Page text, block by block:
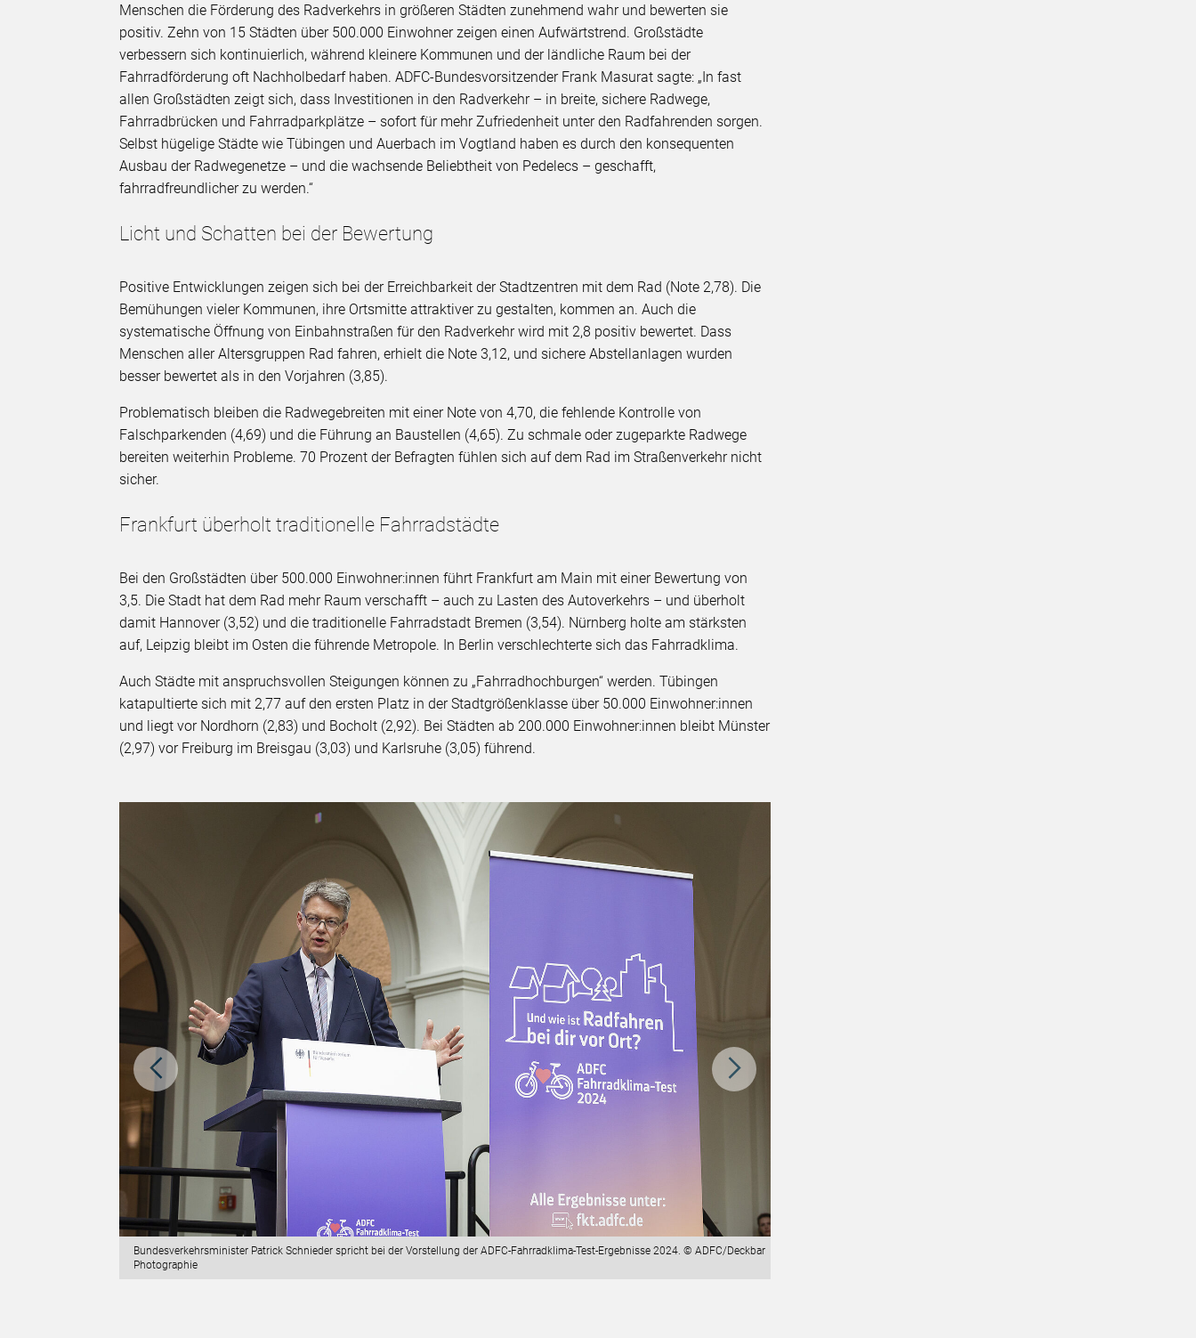
Menschen die Förderung des Radverkehrs in größeren Städten zunehmend wahr und bewerten sie
positiv. Zehn von 15 Städten über 500.000 Einwohner zeigen einen Aufwärtstrend. Großstädte
verbessern sich kontinuierlich, während kleinere Kommunen und der ländliche Raum bei der
Fahrradförderung oft Nachholbedarf haben. ADFC-Bundesvorsitzender Frank Masurat sagte: „In fast
allen Großstädten zeigt sich, dass Investitionen in den Radverkehr – in breite, sichere Radwege,
Fahrradbrücken und Fahrradparkplätze – sofort für mehr Zufriedenheit unter den Radfahrenden sorgen.
Selbst hügelige Städte wie Tübingen und Auerbach im Vogtland haben es durch den konsequenten
Ausbau der Radwegenetze – und die wachsende Beliebtheit von Pedelecs – geschafft,
fahrradfreundlicher zu werden.“
Licht und Schatten bei der Bewertung
Positive Entwicklungen zeigen sich bei der Erreichbarkeit der Stadtzentren mit dem Rad (Note 2,78). Die
Bemühungen vieler Kommunen, ihre Ortsmitte attraktiver zu gestalten, kommen an. Auch die
systematische Öffnung von Einbahnstraßen für den Radverkehr wird mit 2,8 positiv bewertet. Dass
Menschen aller Altersgruppen Rad fahren, erhielt die Note 3,12, und sichere Abstellanlagen wurden
besser bewertet als in den Vorjahren (3,85).
Problematisch bleiben die Radwegebreiten mit einer Note von 4,70, die fehlende Kontrolle von
Falschparkenden (4,69) und die Führung an Baustellen (4,65). Zu schmale oder zugeparkte Radwege
bereiten weiterhin Probleme. 70 Prozent der Befragten fühlen sich auf dem Rad im Straßenverkehr nicht
sicher.
Frankfurt überholt traditionelle Fahrradstädte
Bei den Großstädten über 500.000 Einwohner:innen führt Frankfurt am Main mit einer Bewertung von
3,5. Die Stadt hat dem Rad mehr Raum verschafft – auch zu Lasten des Autoverkehrs – und überholt
damit Hannover (3,52) und die traditionelle Fahrradstadt Bremen (3,54). Nürnberg holte am stärksten
auf, Leipzig bleibt im Osten die führende Metropole. In Berlin verschlechterte sich das Fahrradklima.
Auch Städte mit anspruchsvollen Steigungen können zu „Fahrradhochburgen“ werden. Tübingen
katapultierte sich mit 2,77 auf den ersten Platz in der Stadtgrößenklasse über 50.000 Einwohner:innen
und liegt vor Nordhorn (2,83) und Bocholt (2,92). Bei Städten ab 200.000 Einwohner:innen bleibt Münster
(2,97) vor Freiburg im Breisgau (3,03) und Karlsruhe (3,05) führend.
Bundesverkehrsminister Patrick Schnieder spricht bei der Vorstellung der ADFC-Fahrradklima-Test-Ergebnisse 2024. © ADFC/Deckbar
Photographie